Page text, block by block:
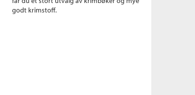
godt krimstoff.